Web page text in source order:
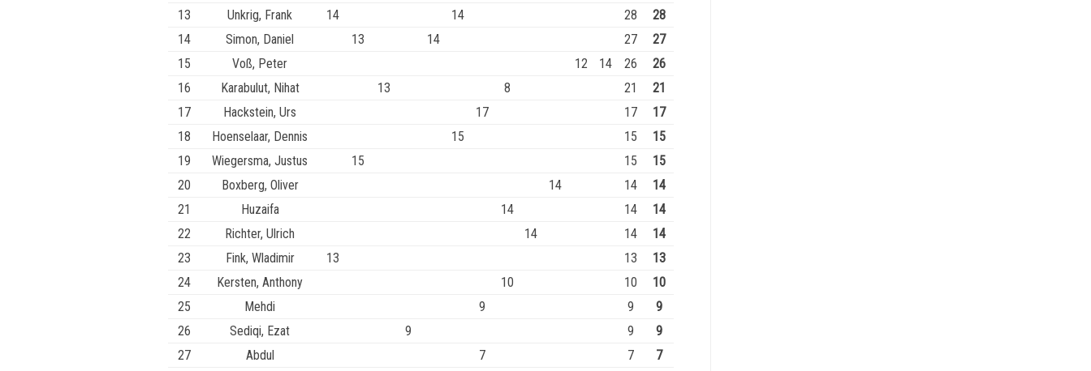
13
Unkrig, Frank 14 14 28
28
14
Simon, Daniel 13 14 27
27
15
Voß, Peter 12 14 26
26
16
Karabulut, Nihat 13 8 21
21
17
Hackstein, Urs 17 17
17
18
Hoenselaar, Dennis 15 15
15
19
Wiegersma, Justus 15 15
15
20
Boxberg, Oliver 14 14
14
21
Huzaifa 14 14
14
22
Richter, Ulrich 14 14
14
23
Fink, Wladimir 13 13
13
24
Kersten, Anthony 10 10
10
25
Mehdi 9 9
9
26
Sediqi, Ezat 9 9
9
27
Abdul 7 7
7